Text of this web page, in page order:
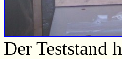
Der Teststand